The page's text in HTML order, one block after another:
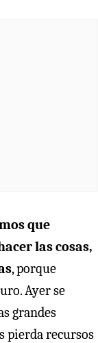
que
las cosas,
, porque
Ayer se
grandes
pierda recursos